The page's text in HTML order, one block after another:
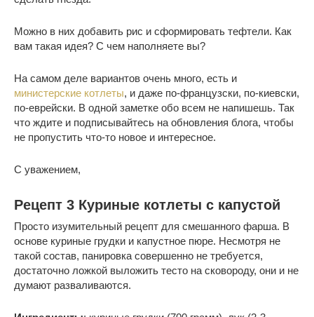
Можно в них добавить рис и сформировать тефтели. Как
вам такая идея? С чем наполняете вы?
На самом деле вариантов очень много, есть и
министерские котлеты, и даже по-французски, по-киевски,
по-еврейски. В одной заметке обо всем не напишешь. Так
что ждите и подписывайтесь на обновления блога, чтобы
не пропустить что-то новое и интересное.
С уважением,
Рецепт 3 Куриные котлеты с капустой
Просто изумительный рецепт для смешанного фарша. В
основе куриные грудки и капустное пюре. Несмотря не
такой состав, панировка совершенно не требуется,
достаточно ложкой выложить тесто на сковороду, они и не
думают разваливаются.